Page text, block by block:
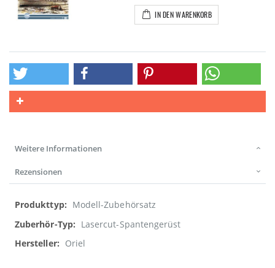
IN DEN WARENKORB
Weitere Informationen
Rezensionen
Weitere
Informationen
Modell-Zubehörsatz
Lasercut-Spantengerüst
Oriel